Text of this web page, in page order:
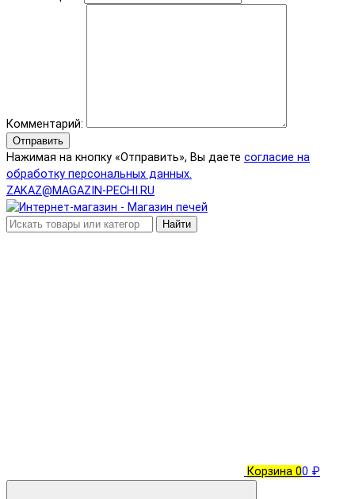
Комментарий:
Отправить
Нажимая на кнопку «Отправить», Вы даете согласие на
обработку персональных данных.
ZAKAZ@MAGAZIN-PECHI.RU
Найти
Корзина 00 ₽